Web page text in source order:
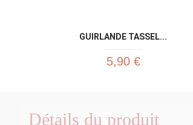
GUIRLANDE TASSEL...
5,90 €
Détails du produit